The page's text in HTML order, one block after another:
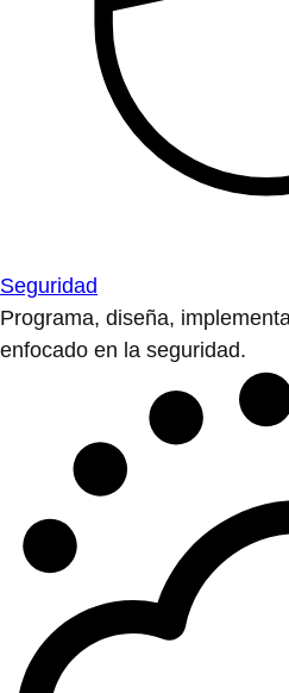
Seguridad
Programa, diseña,
enfocado en la seguridad.